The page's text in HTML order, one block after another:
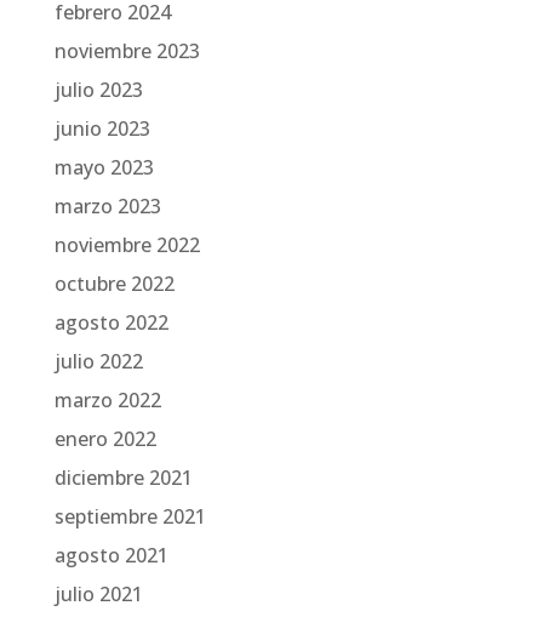
febrero 2024
noviembre 2023
julio 2023
junio 2023
mayo 2023
marzo 2023
noviembre 2022
octubre 2022
agosto 2022
julio 2022
marzo 2022
enero 2022
diciembre 2021
septiembre 2021
agosto 2021
julio 2021